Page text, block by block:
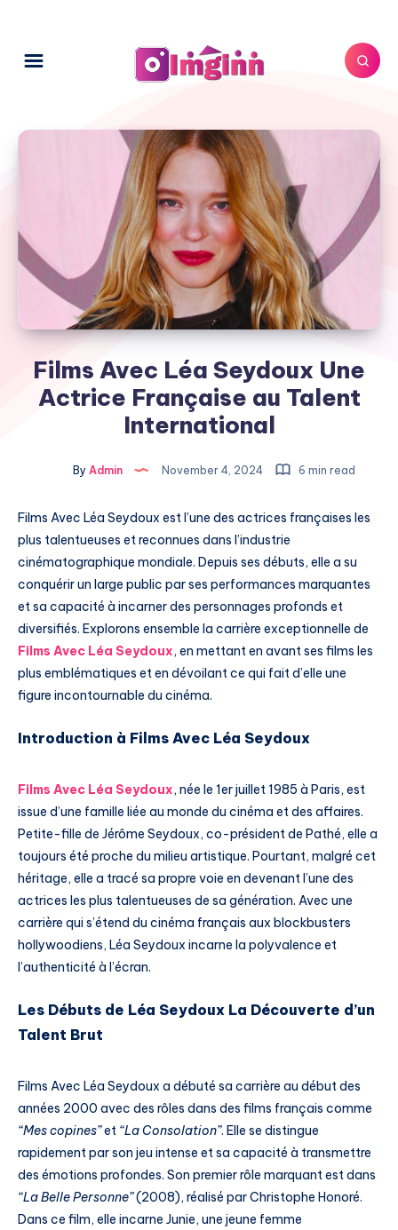
Films Avec Léa Seydoux Une
Actrice Française au Talent
International
By Admin November 4, 2024 6 min read
Films Avec Léa Seydoux est l’une des actrices françaises les
plus talentueuses et reconnues dans l’industrie
cinématographique mondiale. Depuis ses débuts, elle a su
conquérir un large public par ses performances marquantes
et sa capacité à incarner des personnages profonds et
diversifiés. Explorons ensemble la carrière exceptionnelle de
Films Avec Léa Seydoux, en mettant en avant ses films les
plus emblématiques et en dévoilant ce qui fait d’elle une
figure incontournable du cinéma.
Introduction à Films Avec Léa Seydoux
Films Avec Léa Seydoux, née le 1er juillet 1985 à Paris, est
issue d’une famille liée au monde du cinéma et des affaires.
Petite-fille de Jérôme Seydoux, co-président de Pathé, elle a
toujours été proche du milieu artistique. Pourtant, malgré cet
héritage, elle a tracé sa propre voie en devenant l’une des
actrices les plus talentueuses de sa génération. Avec une
carrière qui s’étend du cinéma français aux blockbusters
hollywoodiens, Léa Seydoux incarne la polyvalence et
l’authenticité à l’écran.
Les Débuts de Léa Seydoux La Découverte d’un
Talent Brut
Films Avec Léa Seydoux a débuté sa carrière au début des
années 2000 avec des rôles dans des films français comme
“Mes copines”et “La Consolation”. Elle se distingue
rapidement par son jeu intense et sa capacité à transmettre
des émotions profondes. Son premier rôle marquant est dans
“La Belle Personne”(2008), réalisé par Christophe Honoré.
Dans ce film, elle incarne Junie, une jeune femme